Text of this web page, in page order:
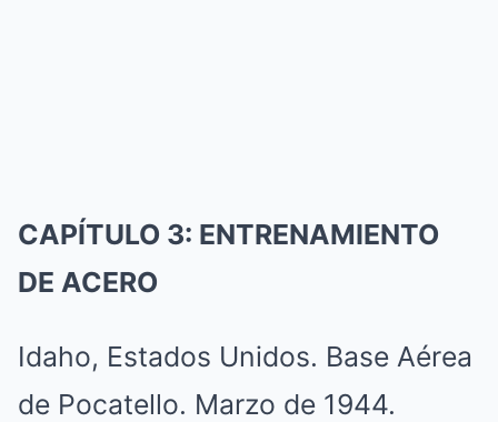
CAPÍTULO 3: ENTRENAMIENTO
DE ACERO
Idaho, Estados Unidos. Base Aérea
de Pocatello. Marzo de 1944.